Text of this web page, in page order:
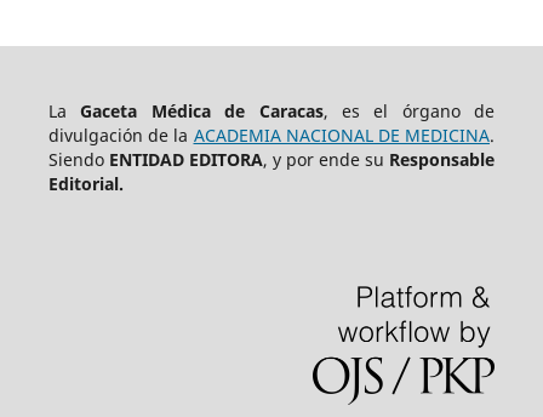
LaGaceta Médica de Caracas, es el órgano de
divulgación de la ACADEMIA NACIONAL DE MEDICINA.
Siendo ENTIDAD EDITORA, y por ende su Responsable
Editorial.